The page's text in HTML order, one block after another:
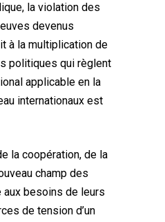
la violation des
devenus
à la multiplication de
politiques qui règlent
applicable en la
internationaux est
la coopération, de la
champ des
besoins de leurs
de tension d’un